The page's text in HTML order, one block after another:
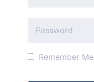
Remember Me